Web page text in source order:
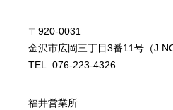
〒920-0031
金沢市広岡三丁目3番11号（
TEL. 076-223-4326
福井営業所